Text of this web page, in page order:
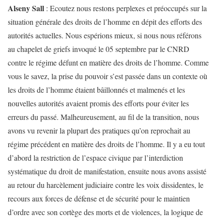
Alseny Sall : Ecoutez nous restons perplexes et préoccupés sur la
situation générale des droits de l’homme en dépit des efforts des
autorités actuelles. Nous espérions mieux, si nous nous référons
au chapelet de griefs invoqué le 05 septembre par le CNRD
contre le régime défunt en matière des droits de l’homme. Comme
vous le savez, la prise du pouvoir s’est passée dans un contexte où
les droits de l’homme étaient bâillonnés et malmenés et les
nouvelles autorités avaient promis des efforts pour éviter les
erreurs du passé. Malheureusement, au fil de la transition, nous
avons vu revenir la plupart des pratiques qu’on reprochait au
régime précédent en matière des droits de l’homme. Il y a eu tout
d’abord la restriction de l’espace civique par l’interdiction
systématique du droit de manifestation, ensuite nous avons assisté
au retour du harcèlement judiciaire contre les voix dissidentes, le
recours aux forces de défense et de sécurité pour le maintien
d’ordre avec son cortège des morts et de violences, la logique de